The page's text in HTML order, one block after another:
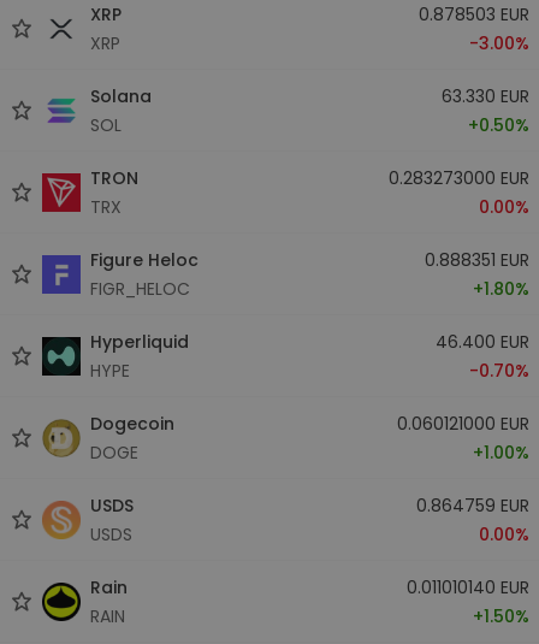
XRP
XRP
0.878503 EUR
-3.00%
Solana
SOL
63.330 EUR
+0.50%
TRON
TRX
0.283273000 EUR
0.00%
Figure Heloc
FIGR_HELOC
0.888351 EUR
+1.80%
Hyperliquid
HYPE
46.400 EUR
-0.70%
Dogecoin
DOGE
0.060121000 EUR
+1.00%
USDS
USDS
0.864759 EUR
0.00%
Rain
RAIN
0.011010140 EUR
+1.50%